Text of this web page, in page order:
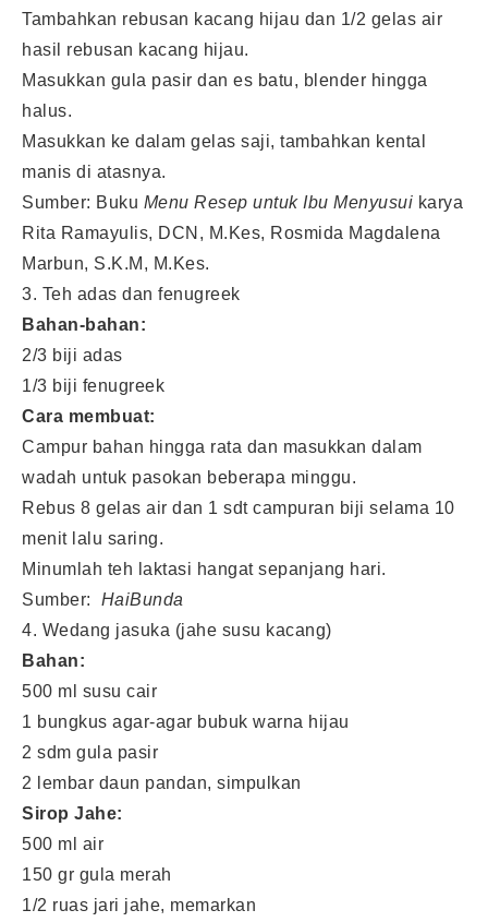
Tambahkan rebusan kacang hijau dan 1/2 gelas air
hasil rebusan kacang hijau.
Masukkan gula pasir dan es batu, blender hingga
halus.
Masukkan ke dalam gelas saji, tambahkan kental
manis di atasnya.
Sumber: Buku Menu Resep untuk Ibu Menyusui karya
Rita Ramayulis, DCN, M.Kes, Rosmida Magdalena
Marbun, S.K.M, M.Kes.
3. Teh adas dan fenugreek
Bahan-bahan:
2/3 biji adas
1/3 biji fenugreek
Cara membuat:
Campur bahan hingga rata dan masukkan dalam
wadah untuk pasokan beberapa minggu.
Rebus 8 gelas air dan 1 sdt campuran biji selama 10
menit lalu saring.
Minumlah teh laktasi hangat sepanjang hari.
Sumber: HaiBunda
4. Wedang jasuka (jahe susu kacang)
Bahan:
500 ml susu cair
1 bungkus agar-agar bubuk warna hijau
2 sdm gula pasir
2 lembar daun pandan, simpulkan
Sirop Jahe:
500 ml air
150 gr gula merah
1/2 ruas jari jahe, memarkan